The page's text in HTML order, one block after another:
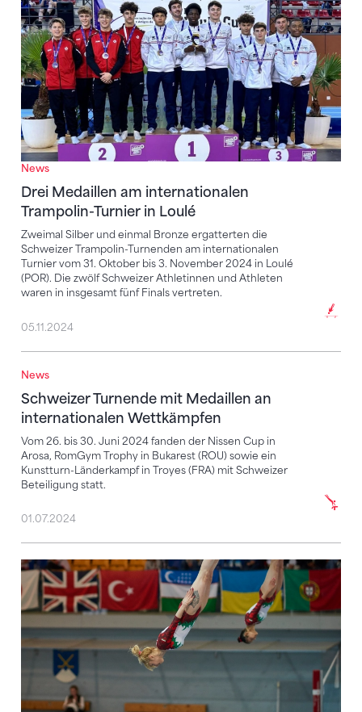
News
Drei Medaillen am internationalen
Trampolin-Turnier in Loulé
Zweimal Silber und einmal Bronze ergatterten die
Schweizer Trampolin-Turnenden am internationalen
Turnier vom 31. Oktober bis 3. November 2024 in Loulé
(POR). Die zwölf Schweizer Athletinnen und Athleten
waren in insgesamt fünf Finals vertreten.
05.11.2024
News
Schweizer Turnende mit Medaillen an
internationalen Wettkämpfen
Vom 26. bis 30. Juni 2024 fanden der Nissen Cup in
Arosa, RomGym Trophy in Bukarest (ROU) sowie ein
Kunstturn-Länderkampf in Troyes (FRA) mit Schweizer
Beteiligung statt.
Schweizer Turnende mit Medaillen an
01.07.2024
Internationale Trampolin-Elite zu Gast in Arosa